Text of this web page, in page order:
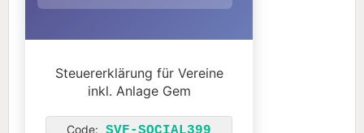
Steuererklärung für Vereine
inkl. Anlage Gem
Code: